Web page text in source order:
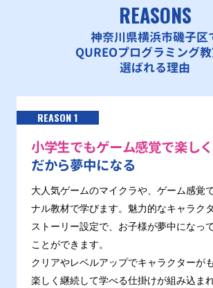
REASONS
神奈川県横浜市磯子区
QUREOプログラミング
選ばれる理由
REASON 1
小学生でもゲーム感覚で楽し
だから夢中になる
大人気ゲームのマイクラや、ゲーム感覚
ナル教材で学びます。魅力的なキャラク
ストーリー設定で、お子様が夢中になっ
ことができます。
クリアやレベルアップでキャラクターが
楽しく継続して学べる仕掛けが組み込ま